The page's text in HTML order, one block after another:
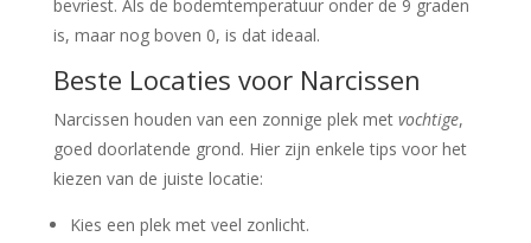
bevriest. Als de bodemtemperatuur onder de 9 graden
is, maar nog boven 0, is dat ideaal.
Beste Locaties voor Narcissen
Narcissen houden van een zonnige plek met vochtige,
goed doorlatende grond. Hier zijn enkele tips voor het
kiezen van de juiste locatie:
Kies een plek met veel zonlicht.